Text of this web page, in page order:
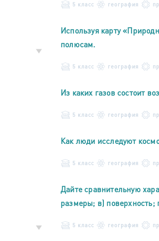
5 класс география
Используя карту
полюсам.
5 класс география
Из каких газов состоит
5 класс география
Как люди исследуют
5 класс география
Дайте сравнительную
размеры; в) поверхность;
5 класс география